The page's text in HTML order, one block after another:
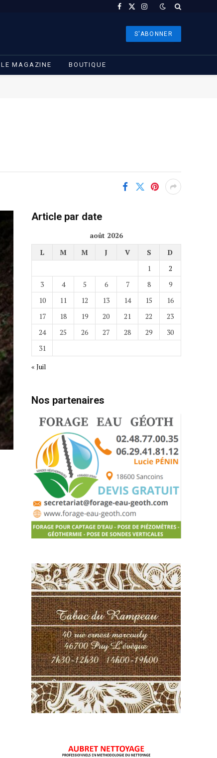
Facebook
X
Instagram
S'ABONNER
LE MAGAZINE BOUTIQUE
Article par date
août 2026
L
M M J V S
D
1
2
3
4 5 6 7 8
9
10
11 12 13 14 15
16
17
18 19 20 21 22
23
24
25 26 27 28 29
30
31
« Juil
Nos partenaires